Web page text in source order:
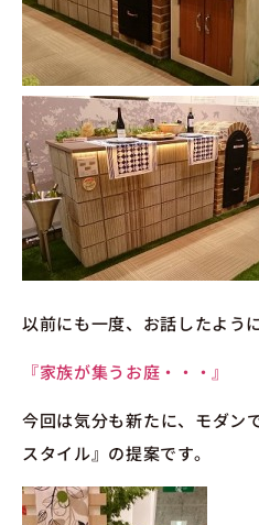
以前にも一度、お話したよう
『家族が集うお庭・・・』
今回は気分も新たに、モダン
スタイル』の提案です。